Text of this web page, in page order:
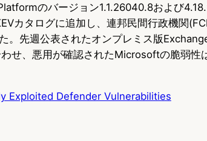
のバージョン1.1.26040.8および
カタログに追加し、連邦民間行政機関
。先週公表されたオンプレミス版
せ、悪用が確認されたMicrosoftの脆弱性
Exploited Defender Vulnerabilities